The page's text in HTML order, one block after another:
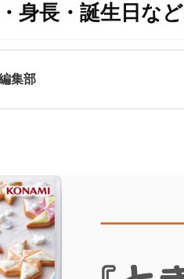
身長・誕生日な
集部